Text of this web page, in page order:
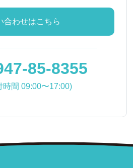
合わせはこちら
85-8355
時間 09:00〜17:00)